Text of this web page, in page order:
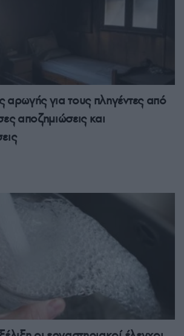
αρωγής για τους πληγέντες από
αποζημιώσεις και